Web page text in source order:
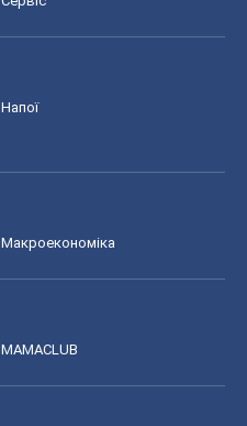
Напої
Макроекономіка
MAMACLUB